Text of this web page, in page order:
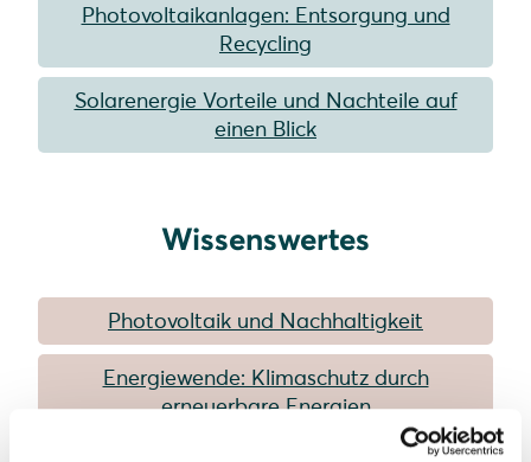
Photovoltaikanlagen: Entsorgung und
Recycling
Solarenergie Vorteile und Nachteile auf
einen Blick
Wissenswertes
Photovoltaik und Nachhaltigkeit
Energiewende: Klimaschutz durch
erneuerbare Energien